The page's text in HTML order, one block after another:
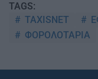
TAGS:
TAXISNET
ΦΟΡΟΛΟΤΑΡΙΑ